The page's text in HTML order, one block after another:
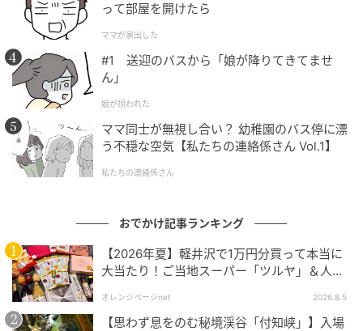
[caption id="attachment_1634244"
align="aligncenter" width="600"]
ストレートプレス
って部屋を開けたら
ママが家出した
#1 送迎のバスから「娘が降りてきてませ
ん」
娘が拐われた
ママ同士が無視し合い？ 幼稚園のバス停に漂
う不穏な空気【私たちの連絡係さん Vol.1】
私たちの連絡係さん
おでかけ記事ランキング
【2026年夏】軽井沢で1万円分買って本当に
大当たり！ご当地スーパー「ツルヤ」＆人気
オレンジページnet 2026.8.5
【思わず息をのむ秘境渓谷「付知峡」】入場